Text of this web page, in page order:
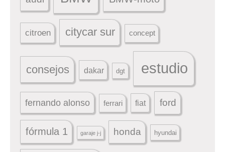
citroen citycar sur concept
consejos dakar dgt estudio
fernando alonso ferrari fiat ford
fórmula 1 garaje j-j honda hyundai